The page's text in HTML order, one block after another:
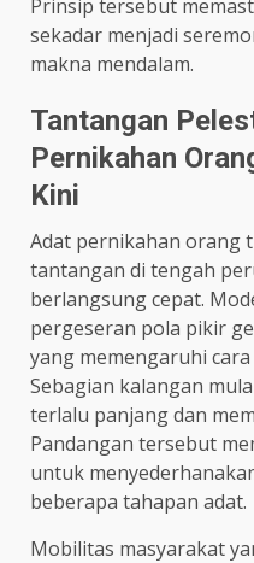
Prinsip tersebut
sekadar menjadi
makna mendalam.
Tantangan
Pernikahan
Kini
Adat pernikahan orang
tantangan di tengah
berlangsung cepat.
pergeseran pola pikir
yang memengaruhi
Sebagian kalangan
terlalu panjang dan
Pandangan tersebut
untuk
beberapa tahapan adat.
Mobilitas masyarakat